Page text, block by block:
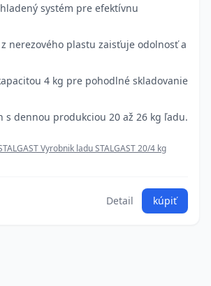
systém pre efektívnu
nerezového plastu zaisťuje odolnosť a
4 kg pre pohodlné skladovanie
s dennou produkciou 20 až 26 kg ľadu.
Vyrobnik ladu STALGAST 20/4 kg
Detail kúpiť